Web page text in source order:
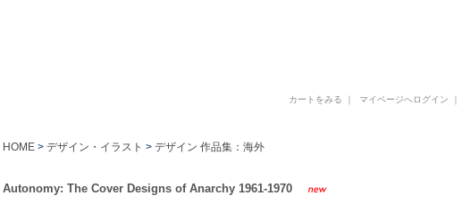
カートをみる マイページへログイン
HOME > デザイン・イラスト > デザイン 作品集：海外
Autonomy: The Cover Designs of Anarchy 1961-1970